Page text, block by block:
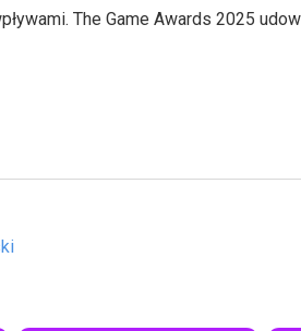
The Game Awards 2025